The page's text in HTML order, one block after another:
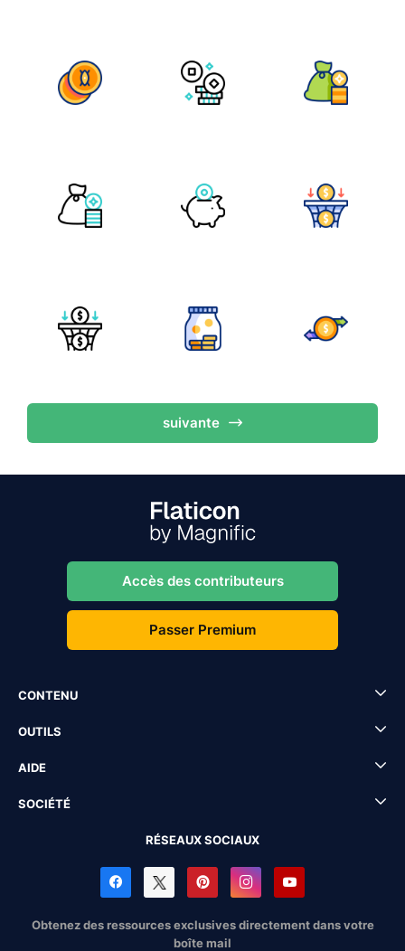
suivante
Accès des contributeurs
Passer Premium
CONTENU
OUTILS
AIDE
SOCIÉTÉ
RÉSEAUX SOCIAUX
Obtenez des ressources exclusives directement dans votre
boîte mail